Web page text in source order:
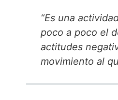
“Es una
poco a poco el
actitudes
movimiento al